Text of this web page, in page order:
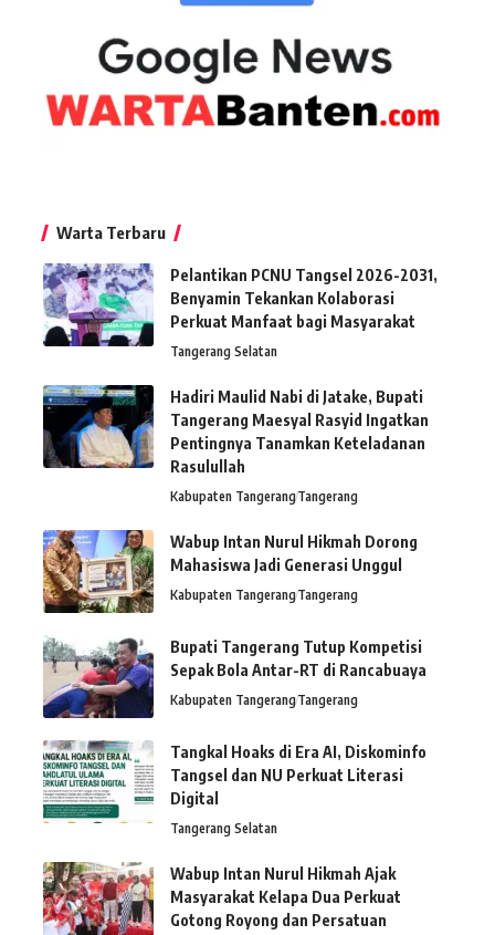
Warta Terbaru
Pelantikan PCNU Tangsel 2026-2031,
Benyamin Tekankan Kolaborasi
Perkuat Manfaat bagi Masyarakat
Tangerang Selatan
Hadiri Maulid Nabi di Jatake, Bupati
Tangerang Maesyal Rasyid Ingatkan
Pentingnya Tanamkan Keteladanan
Rasulullah
Kabupaten TangerangTangerang
Wabup Intan Nurul Hikmah Dorong
Mahasiswa Jadi Generasi Unggul
Kabupaten TangerangTangerang
Bupati Tangerang Tutup Kompetisi
Sepak Bola Antar-RT di Rancabuaya
Kabupaten TangerangTangerang
Tangkal Hoaks di Era AI, Diskominfo
Tangsel dan NU Perkuat Literasi
Digital
Tangerang Selatan
Wabup Intan Nurul Hikmah Ajak
Masyarakat Kelapa Dua Perkuat
Gotong Royong dan Persatuan